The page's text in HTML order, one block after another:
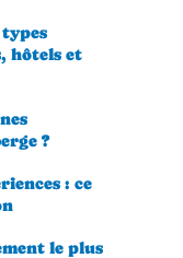
hôtels et
?
: ce
le plus